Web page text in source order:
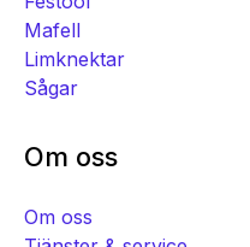
Mafell
Limknektar
Sågar
Om oss
Om oss